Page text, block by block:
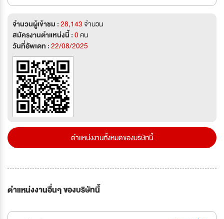
จำนวนผู้เข้าชม :28,143จำนวน
สมัครงานตำแหน่งนี้ :0คน
วันที่อัพเดท :22/08/2025
ตำแหน่งงานทั้งหมดของบริษัทนี้
ตำแหน่งงานอื่นๆ ของบริษัทนี้